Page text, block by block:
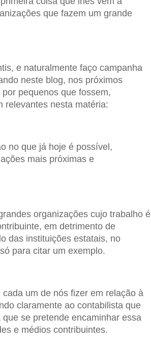
que fazem um grande
e naturalmente faço campanha
neste blog, nos próximos
pequenos que fossem,
relevantes nesta matéria:
no que já hoje é possível,
mais próximas e
organizações cujo trabalho é
em detrimento de
das instituições estatais, no
para citar um exemplo.
um de nós fizer em relação à
claramente ao contabilista que
se pretende encaminhar essa
e médios contribuintes.